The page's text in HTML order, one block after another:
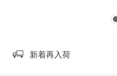
新着再入荷